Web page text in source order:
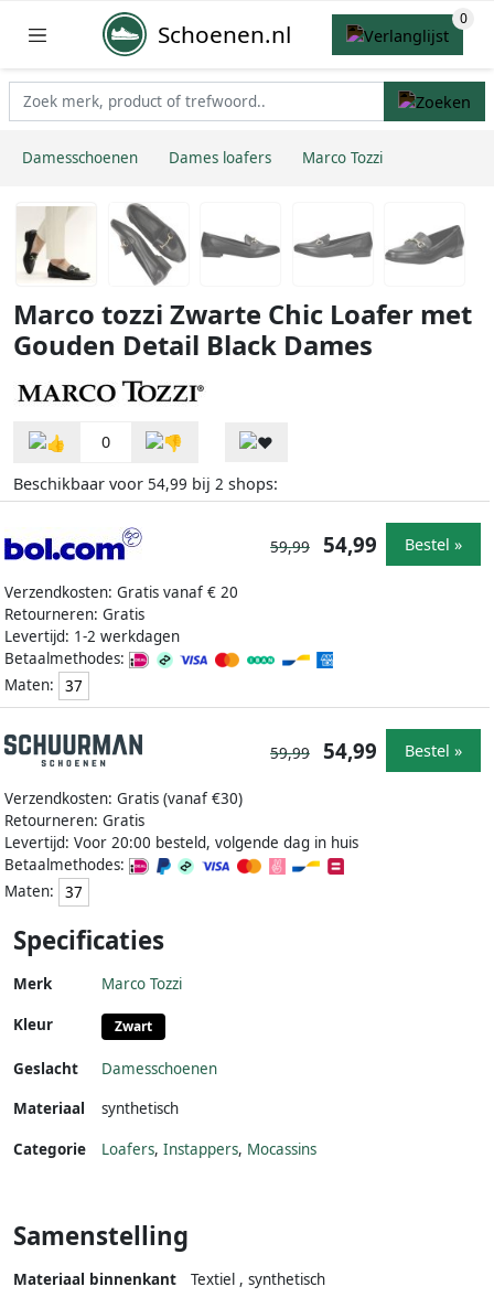
Schoenen.nl
Damesschoenen Dames loafers Marco Tozzi
Marco tozzi Zwarte Chic Loafer met
Gouden Detail Black Dames
0
Beschikbaar voor 54,99 bij 2 shops:
Verzendkosten: Gratis vanaf € 20
Retourneren: Gratis
Levertijd: 1-2 werkdagen
Betaalmethodes:
Maten:
37
59,99 54,99 Bestel »
Verzendkosten: Gratis (vanaf €30)
Retourneren: Gratis
Levertijd: Voor 20:00 besteld, volgende dag in huis
Betaalmethodes:
Maten:
37
59,99 54,99 Bestel »
Specificaties
Merk Marco Tozzi
Kleur Zwart
Geslacht
Damesschoenen
Materiaal
synthetisch
Categorie Loafers, Instappers, Mocassins
Samenstelling
Materiaal binnenkant
Textiel , synthetisch